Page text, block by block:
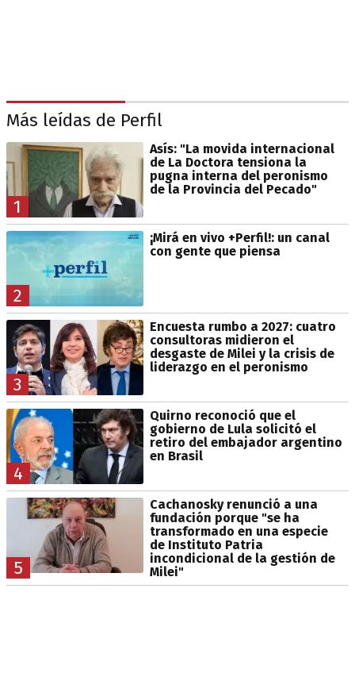
Más leídas de Perfil
1
Asís: "La movida internacional
de La Doctora tensiona la
pugna interna del peronismo
de la Provincia del Pecado"
2
¡Mirá en vivo +Perfil!: un canal
con gente que piensa
3
Encuesta rumbo a 2027: cuatro
consultoras midieron el
desgaste de Milei y la crisis de
liderazgo en el peronismo
4
Quirno reconoció que el
gobierno de Lula solicitó el
retiro del embajador argentino
en Brasil
5
Cachanosky renunció a una
fundación porque "se ha
transformado en una especie
de Instituto Patria
incondicional de la gestión de
Milei"